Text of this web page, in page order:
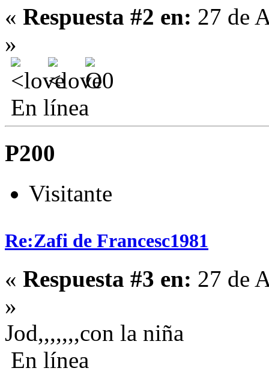
« Respuesta #2 en: 27 de
»
En línea
P200
Visitante
Re:Zafi de Francesc1981
« Respuesta #3 en: 27 de
»
Jod,,,,,,,con la niña
En línea